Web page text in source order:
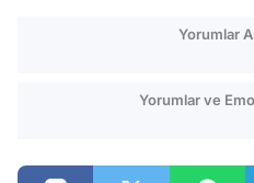
Yorumlar
Yorumlar ve